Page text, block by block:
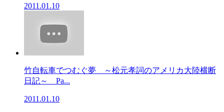
2011.01.10
竹自転車でつむぐ夢 ～松元孝詞のアメリカ大陸横断
日記～ Pa...
2011.01.10